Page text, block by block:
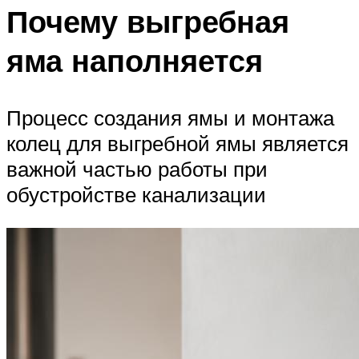
Почему выгребная
яма наполняется
Процесс создания ямы и монтажа
колец для выгребной ямы является
важной частью работы при
обустройстве канализации